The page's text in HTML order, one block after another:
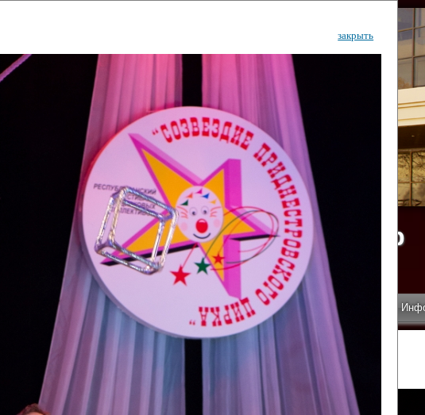
культурный центр
Дворец Республики
Новости Арт-монитор Арт-прожектор
ГКЦ "ДВОРЕЦ РЕСПУБЛИКИ"
закрыть
фестиваля